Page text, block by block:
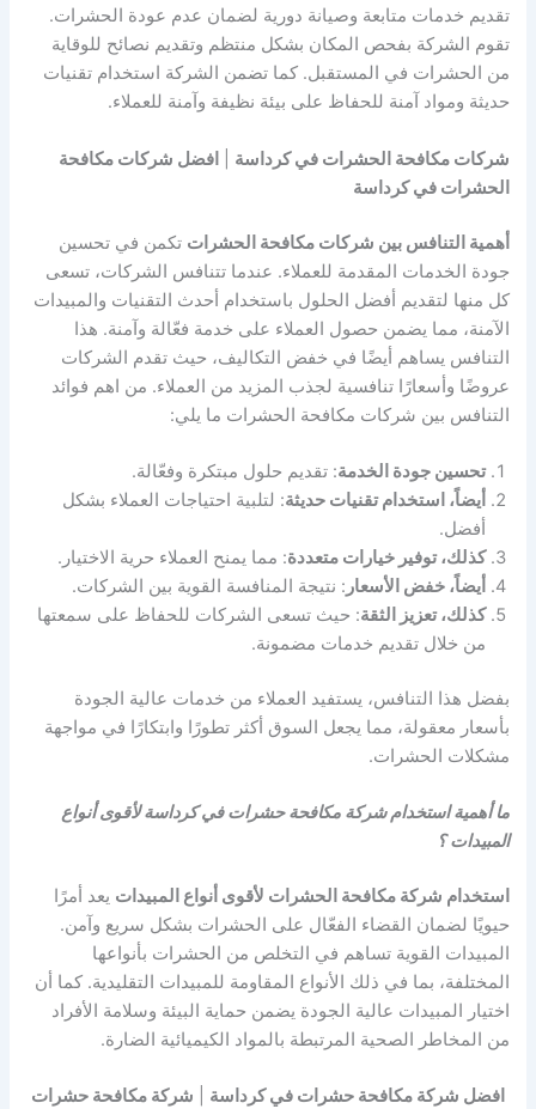
تقديم خدمات متابعة وصيانة دورية لضمان عدم عودة الحشرات.
تقوم الشركة بفحص المكان بشكل منتظم وتقديم نصائح للوقاية
من الحشرات في المستقبل. كما تضمن الشركة استخدام تقنيات
حديثة ومواد آمنة للحفاظ على بيئة نظيفة وآمنة للعملاء.
شركات مكافحة الحشرات في كرداسة
افضل شركات مكافحة
الحشرات في كرداسة
أهمية التنافس بين شركات مكافحة الحشرات تكمن في تحسين
جودة الخدمات المقدمة للعملاء. عندما تتنافس الشركات، تسعى
كل منها لتقديم أفضل الحلول باستخدام أحدث التقنيات والمبيدات
الآمنة، مما يضمن حصول العملاء على خدمة فعّالة وآمنة. هذا
التنافس يساهم أيضًا في خفض التكاليف، حيث تقدم الشركات
عروضًا وأسعارًا تنافسية لجذب المزيد من العملاء. من اهم فوائد
التنافس بين شركات مكافحة الحشرات ما يلي:
تحسين جودة الخدمة: تقديم حلول مبتكرة وفعّالة.
أيضاً، استخدام تقنيات حديثة: لتلبية احتياجات العملاء بشكل
أفضل.
كذلك، توفير خيارات متعددة: مما يمنح العملاء حرية الاختيار.
أيضاً، خفض الأسعار : نتيجة المنافسة القوية بين الشركات.
كذلك، تعزيز الثقة: حيث تسعى الشركات للحفاظ على سمعتها
من خلال تقديم خدمات مضمونة.
بفضل هذا التنافس، يستفيد العملاء من خدمات عالية الجودة
بأسعار معقولة، مما يجعل السوق أكثر تطورًا وابتكارًا في مواجهة
مشكلات الحشرات.
ما أهمية استخدام شركة مكافحة حشرات في كرداسة لأقوى أنواع
المبيدات ؟
استخدام شركة مكافحة الحشرات لأقوى أنواع المبيدات يعد أمرًا
حيويًا لضمان القضاء الفعّال على الحشرات بشكل سريع وآمن.
المبيدات القوية تساهم في التخلص من الحشرات بأنواعها
المختلفة، بما في ذلك الأنواع المقاومة للمبيدات التقليدية. كما أن
اختيار المبيدات عالية الجودة يضمن حماية البيئة وسلامة الأفراد
من المخاطر الصحية المرتبطة بالمواد الكيميائية الضارة.
افضل شركة مكافحة حشرات في كرداسة
شركة مكافحة حشرات